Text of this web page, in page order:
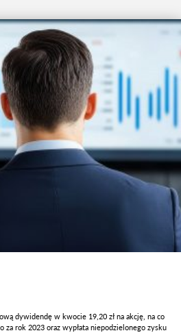
dywidendę w kwocie 19,20 zł na akcję, na co
za rok 2023 oraz wypłata niepodzielonego zysku